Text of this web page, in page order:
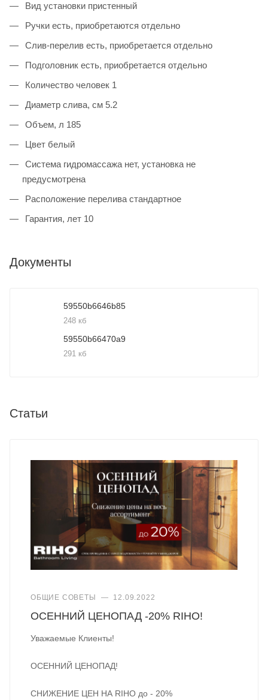
Вид установки пристенный
Ручки есть, приобретаются отдельно
Слив-перелив есть, приобретается отдельно
Подголовник есть, приобретается отдельно
Количество человек 1
Диаметр слива, см 5.2
Объем, л 185
Цвет белый
Система гидромассажа нет, установка не
предусмотрена
Расположение перелива стандартное
Гарантия, лет 10
Документы
59550b6646b85
248 кб
59550b66470a9
291 кб
Статьи
ОБЩИЕ СОВЕТЫ — 12.09.2022
ОСЕННИЙ ЦЕНОПАД -20% RIHO!
Уважаемые Клиенты!
ОСЕННИЙ ЦЕНОПАД!
СНИЖЕНИЕ ЦЕН НА RIHO до - 20%